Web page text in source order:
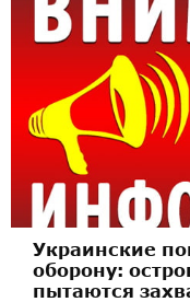
Украинские
оборону:
пытаются